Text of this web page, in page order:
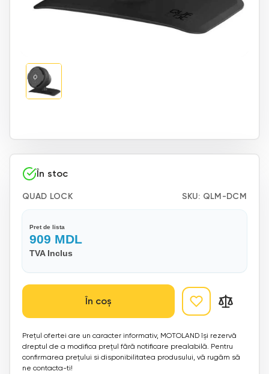
În stoc
QUAD LOCK SKU: QLM-DCM
Pret de lista
909 MDL
TVA Inclus
În coș
Prețul ofertei are un caracter informativ, MOTOLAND își rezervă
dreptul de a modifica prețul fără notificare prealabilă. Pentru
confirmarea prețului si disponibilitatea produsului, vă rugăm să
ne contacta-ti!